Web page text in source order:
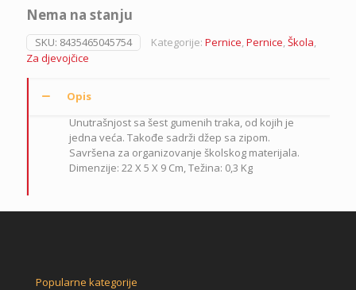
Nema na stanju
SKU: 8435465045754 Kategorije: Pernice,Pernice,Škola,
Za djevojčice
Opis
Unutrašnjost sa šest gumenih traka, od kojih je
jedna veća. Takođe sadrži džep sa zipom.
Savršena za organizovanje školskog materijala.
Dimenzije: 22 X 5 X 9 Cm, Težina: 0,3 Kg
Popularne kategorije